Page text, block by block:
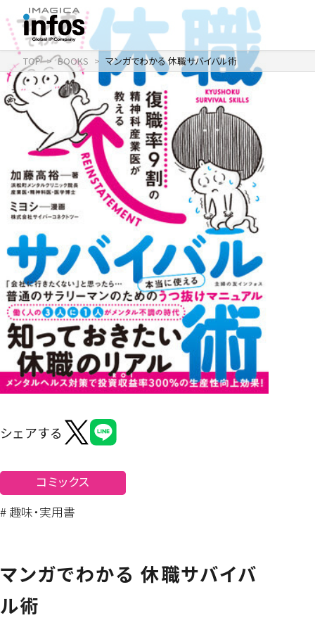
IP / MEDIA
事業紹介 TOP
出版事業
ライトアニメ事業
メディア事業
イベント事業／
配信事業
アパレル事業
COMPANY
会社情報 TOP
企業理念
会社概要
アクセス
沿革
RECRUIT
採用情報 TOP
新卒採用
中途・
アルバイト採用
よくあるご質問
ONLINE SHOP
TOP BOOKS マンガでわかる 休職サバイバル術
シェアする
コミックス
# 趣味・実用書
マンガでわかる 休職サバイバ
ル術